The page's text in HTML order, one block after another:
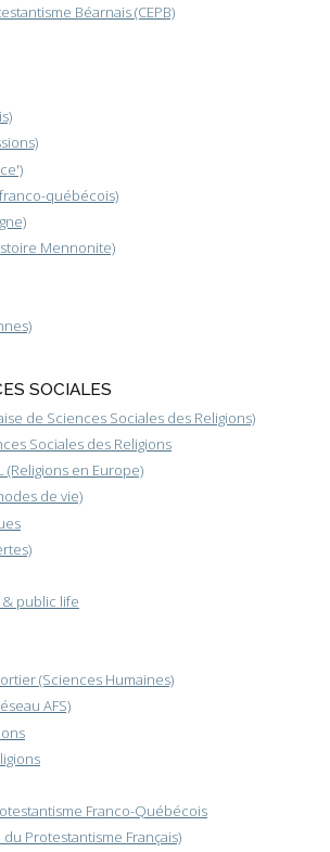
Béarnais (CEPB)
québécois)
Mennonite)
SOCIALES
de Sciences Sociales des Religions)
Sociales des Religions
(Religions en Europe)
de vie)
& public life
(Sciences Humaines)
AFS)
Franco-Québécois
Protestantisme Français)